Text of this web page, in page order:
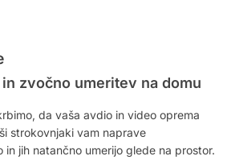
zvočno umeritev na domu
da vaša avdio in video oprema
strokovnjaki vam naprave
in jih natančno umerijo glede na prostor.